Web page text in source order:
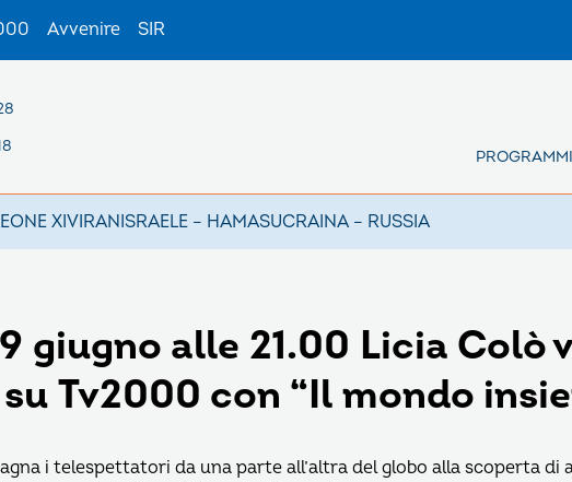
Avvenire SIR
PROGRAMMI
XIVIRANISRAELE – HAMASUCRAINA – RUSSIA
giugno alle 21.00 Licia Colò
Tv2000 con “Il mondo
i telespettatori da una parte all’altra del globo alla scoperta di